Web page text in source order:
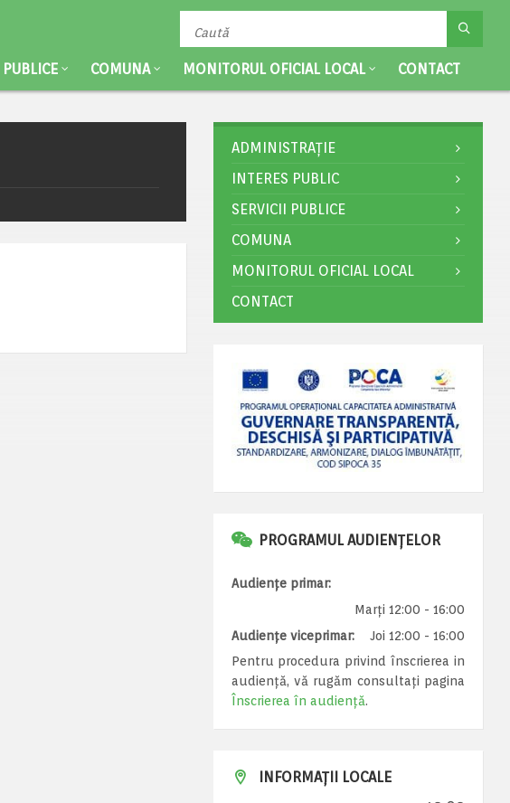
COMUNA MONITORUL OFICIAL LOCAL CONTACT
ADMINISTRAȚIE
INTERES PUBLIC
SERVICII PUBLICE
COMUNA
MONITORUL OFICIAL LOCAL
CONTACT
PROGRAMUL AUDIENȚELOR
Audiențe primar:
Marți 12:00 - 16:00
Audiențe viceprimar:
Joi 12:00 - 16:00
Pentru procedura privind înscrierea in
audiență, vă rugăm consultați pagina
Înscrierea în audiență.
INFORMAȚII LOCALE